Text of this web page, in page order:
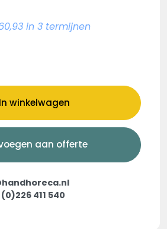
in 3 termijnen
In winkelwagen
aan offerte
(0)226 411 540